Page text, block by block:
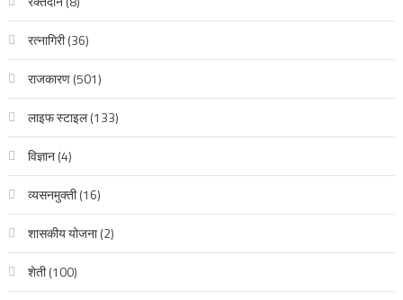
रत्नागिरी(36)
राजकारण(501)
लाइफ स्टाइल(133)
विज्ञान(4)
व्यसनमुक्ती(16)
शासकीय योजना(2)
शेती(100)